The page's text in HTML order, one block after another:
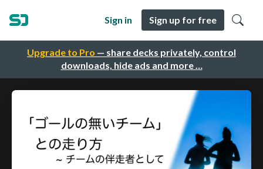
Upgrade to Pro — share decks privately, control
downloads, hide ads and more …
Sign in Sign up for free